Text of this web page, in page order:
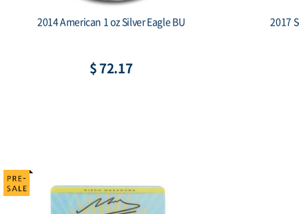
2019 South Korea 1 oz Silver Taekwondo
$ 265.56